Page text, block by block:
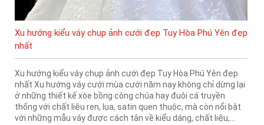
Xu hướng kiểu váy chụp ảnh cưới đẹp Tuy Hòa Phú Yên đẹp
nhất
Xu hướng kiểu váy chụp ảnh cưới đẹp Tuy Hòa Phú Yên đẹp
nhất Xu hướng váy cưới mùa cưới năm nay không chỉ dừng lại
ở những thiết kế xòe bồng công chúa hay đuôi cá truyền
thống với chất liệu ren, lụa, satin quen thuộc, mà còn nổi bật
với những mẫu váy được cách tân về kiểu dáng, chất liệu,...